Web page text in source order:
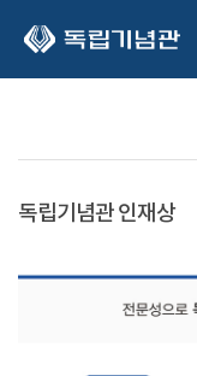
독립기념관 인재상